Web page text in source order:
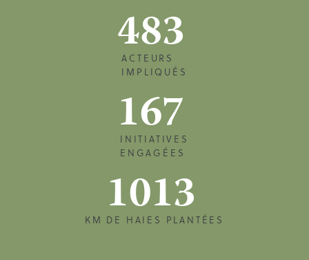
483
ACTEURS
IMPLIQUÉS
167
INITIATIVES
ENGAGÉES
1013
KM DE HAIES PLANTÉES